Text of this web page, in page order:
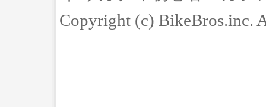
Copyright (c) BikeBros.inc.